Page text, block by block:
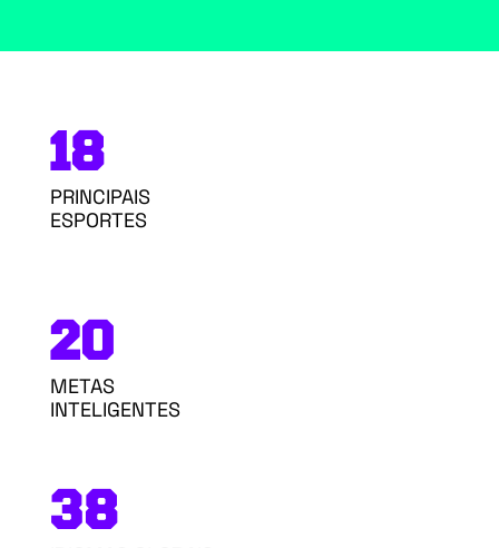
18
PRINCIPAIS
ESPORTES
20
METAS
INTELIGENTES
38